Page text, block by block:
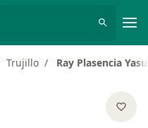
Trujillo Ray Plasencia